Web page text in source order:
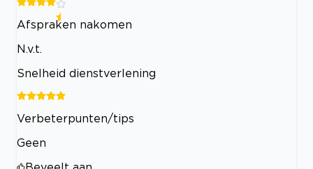
Afspraken nakomen
N.v.t.
Snelheid dienstverlening
Verbeterpunten/tips
Geen